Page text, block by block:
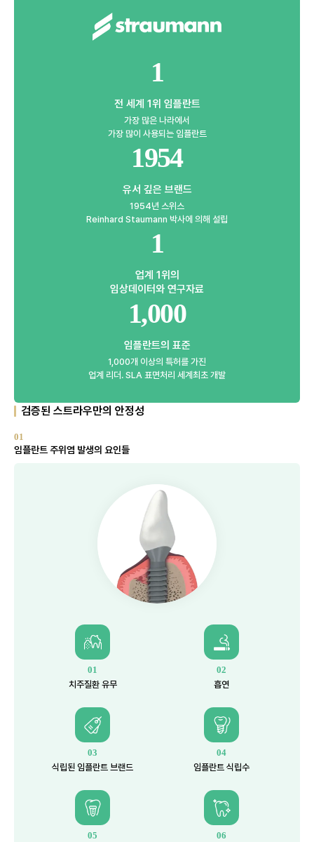
1
전 세계 1위 임플란트
가장 많은 나라에서
가장 많이 사용되는 임플란트
1954
유서 깊은 브랜드
1954년 스위스
Reinhard Staumann 박사에 의해 설립
1
업계 1위의
임상데이터와 연구자료
1,000
임플란트의 표준
1,000개 이상의 특허를 가진
업계 리더. SLA 표면처리 세계최초 개발
검증된 스트라우만의 안정성
01
임플란트 주위염 발생의 요인들
01
치주질환 유무
02
흡연
03
식립된 임플란트 브랜드
04
임플란트 식립수
05
06